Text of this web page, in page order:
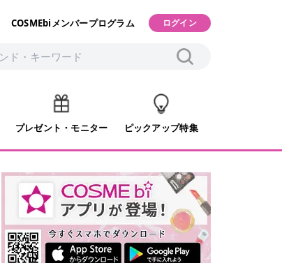
COSMEbiメンバープログラム ログイン
プレゼント・モニター ピックアップ特集